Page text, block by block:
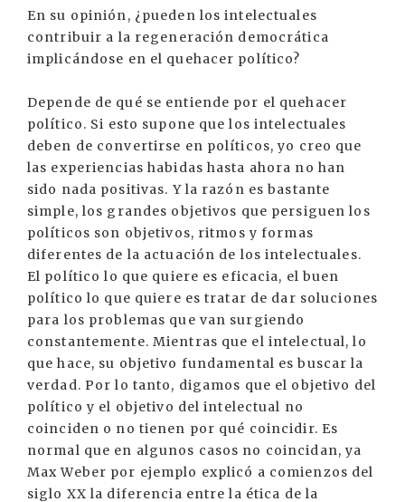
En su opinión, ¿pueden los intelectuales
contribuir a la regeneración democrática
implicándose en el quehacer político?
Depende de qué se entiende por el quehacer
político. Si esto supone que los intelectuales
deben de convertirse en políticos, yo creo que
las experiencias habidas hasta ahora no han
sido nada positivas. Y la razón es bastante
simple, los grandes objetivos que persiguen los
políticos son objetivos, ritmos y formas
diferentes de la actuación de los intelectuales.
El político lo que quiere es eficacia, el buen
político lo que quiere es tratar de dar soluciones
para los problemas que van surgiendo
constantemente. Mientras que el intelectual, lo
que hace, su objetivo fundamental es buscar la
verdad. Por lo tanto, digamos que el objetivo del
político y el objetivo del intelectual no
coinciden o no tienen por qué coincidir. Es
normal que en algunos casos no coincidan, ya
Max Weber por ejemplo explicó a comienzos del
siglo XX la diferencia entre la ética de la